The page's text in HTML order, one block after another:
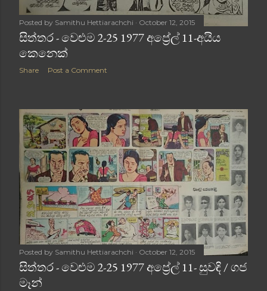
Posted by Samithu Hettiarachchi October 12, 2015
සිත්තර - වෙළුම 2-25 1977 අප්‍රේල් 11-අයිය
කෙනෙක්
Share Post a Comment
Posted by Samithu Hettiarachchi October 12, 2015
සිත්තර - වෙළුම 2-25 1977 අප්‍රේල් 11- සුවඳි / ගජ
මෑන්